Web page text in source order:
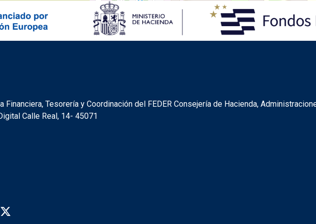
FEDER
Financiera, Tesorería y Coordinación del FEDER Consejería de Hacienda,
Calle Real, 14- 45071
FEDER